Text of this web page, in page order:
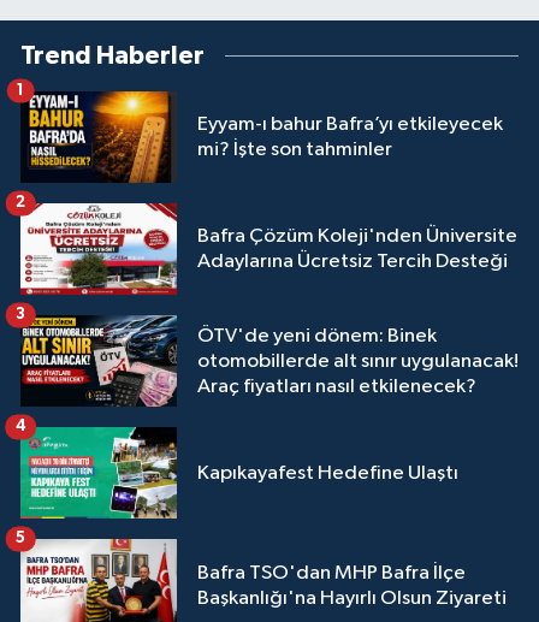
Trend Haberler
Eyyam-ı bahur Bafra’yı etkileyecek
mi? İşte son tahminler
1
Bafra Çözüm Koleji'nden Üniversite
Adaylarına Ücretsiz Tercih Desteği
2
ÖTV'de yeni dönem: Binek
otomobillerde alt sınır uygulanacak!
Araç fiyatları nasıl etkilenecek?
3
Kapıkayafest Hedefine Ulaştı
4
Bafra TSO'dan MHP Bafra İlçe
Başkanlığı'na Hayırlı Olsun Ziyareti
5